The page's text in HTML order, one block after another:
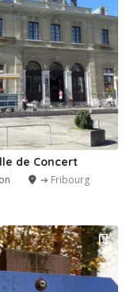
de Concert
➔ Fribourg